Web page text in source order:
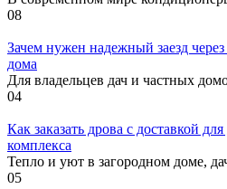
08
Зачем нужен надежный заезд
дома
Для владельцев дач и частных
04
Как заказать дрова с доставкой
комплекса
Тепло и уют в загородном доме,
05